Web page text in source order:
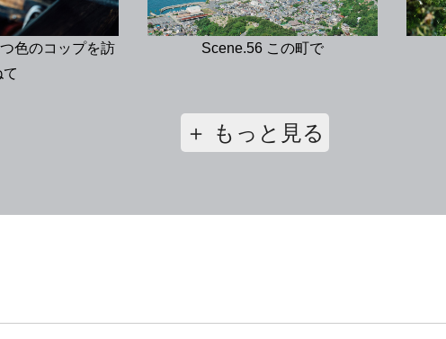
色のコップを訪
て
Scene.56 この町で
＋ もっと見る